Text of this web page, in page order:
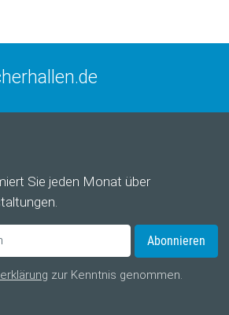
Sie jeden Monat über
Abonnieren
zur Kenntnis genommen.